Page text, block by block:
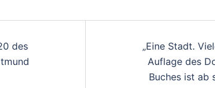
des
„Eine Stadt.
Auflage des
Buches ist ab